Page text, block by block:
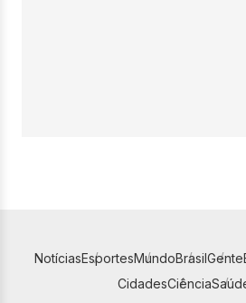
NotíciasEsportesMundoBrasilGente
CidadesCiência